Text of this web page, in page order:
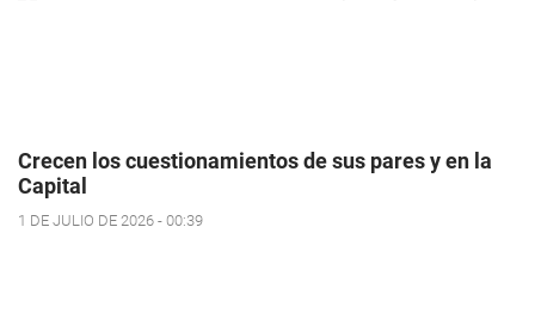
Crecen los cuestionamientos de sus pares y en la
Capital
1 DE JULIO DE 2026 - 00:39